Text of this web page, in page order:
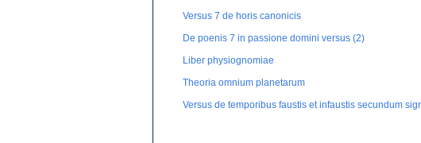
Versus 7 de horis canonicis
De poenis 7 in passione domini versus (2)
Liber physiognomiae
Theoria omnium planetarum
Versus de temporibus faustis et infaustis secundum